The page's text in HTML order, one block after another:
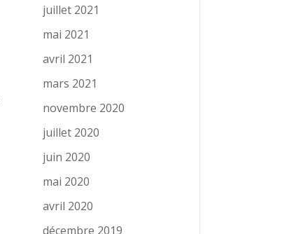
juillet 2021
mai 2021
avril 2021
mars 2021
novembre 2020
juillet 2020
juin 2020
mai 2020
avril 2020
décembre 2019